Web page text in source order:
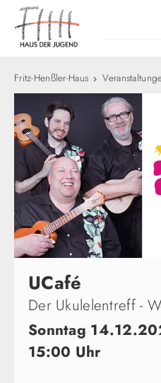
Fritz-Henßler-Haus
UCafé
Der Ukulelentreff -
Sonntag
15:00 Uhr